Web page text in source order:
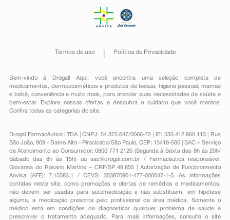
Termos de uso Política de Privacidade
Bem-vindo à Drogal! Aqui, você encontra uma seleção completa de
medicamentos , dermocosméticos e produtos de beleza, higiene pessoal ,mamãe
e bebê, conveniênciae muito mais, para atender suas necessidades de saúde e
bem-estar. Explore nossas ofertas e descubra o cuidado que você merece!
Confira todas as categorias do site.
Drogal Farmacêutica LTDA | CNPJ: 54.375.647/0066-72 | IE: 535.412.860.113 | Rua
São João, 909 - Bairro Alto - Piracicaba/São Paulo, CEP: 13416-585 | SAC – Serviço
de Atendimento ao Consumidor: 0800 771 2120 (Segunda à Sexta das 8h às 20h/
Sábado das 8h às 15h) ou sac@drogal.com.br/ Farmacêutica responsável:
Giovanna do Rosario Martins – CRF/SP 49.855 | Autorização de Funcionamento
Anvisa (AFE): 7.15583.1 / CEVS: 353870901-477-000047-1-5. As informações
contidas neste site, como promoções e ofertas de remédios e medicamentos,
não devem ser usadas para automedicação e não substituem, em hipótese
alguma, a medicação prescrita pelo profissional da área médica. Somente o
médico está em condições de diagnosticar qualquer problema de saúde e
prescrever o tratamento adequado. Para mais informações, consulte o site